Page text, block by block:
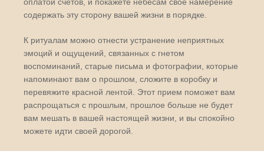
содержать эту сторону вашей жизни в порядке.
К ритуалам можно отнести устранение неприятных
эмоций и ощущений, связанных с гнетом
воспоминаний, старые письма и фотографии, которые
напоминают вам о прошлом, сложите в коробку и
перевяжите красной лентой. Этот прием поможет вам
распрощаться с прошлым, прошлое больше не будет
вам мешать в вашей настоящей жизни, и вы спокойно
можете идти своей дорогой.